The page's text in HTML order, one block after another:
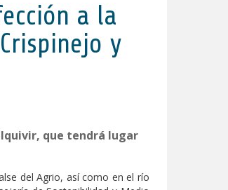
a la
y
que tendrá lugar
del Agrio, así como en el río